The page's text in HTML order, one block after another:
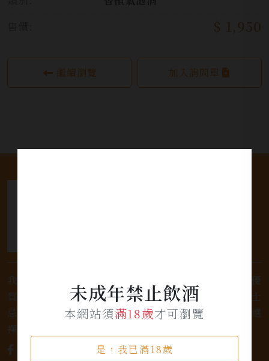
未成年禁止飲酒
本網站須滿18歲才可瀏覽
是，我已滿18歲
繼續瀏覽 加入詢問單
我們是專業銷售威士忌及各式酒類的店家，為您提供優
質的選擇和卓越的服務。不論您是熱愛品味經典的威士
忌，或者尋求一款特殊的葡萄酒，我們都有廣泛的選
擇，滿足您的個人口味和喜好。